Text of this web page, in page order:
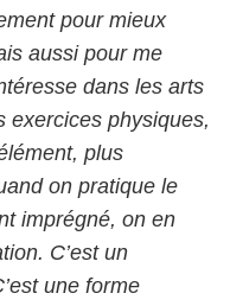
pour mieux
aussi pour me
dans les arts
exercices physiques,
plus
on pratique le
imprégné, on en
C’est un
une forme